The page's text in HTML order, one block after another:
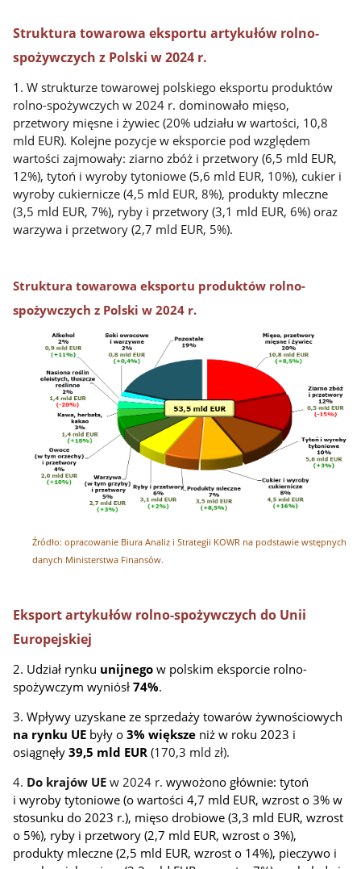
Struktura towarowa eksportu artykułów rolno-
spożywczych z Polski w 2024 r.
1. W strukturze towarowej polskiego eksportu produktów
rolno-spożywczych w 2024 r. dominowało mięso,
przetwory mięsne i żywiec (20% udziału w wartości, 10,8
mld EUR). Kolejne pozycje w eksporcie pod względem
wartości zajmowały: ziarno zbóż i przetwory (6,5 mld EUR,
12%), tytoń i wyroby tytoniowe (5,6 mld EUR, 10%), cukier i
wyroby cukiernicze (4,5 mld EUR, 8%), produkty mleczne
(3,5 mld EUR, 7%), ryby i przetwory (3,1 mld EUR, 6%) oraz
warzywa i przetwory (2,7 mld EUR, 5%).
Struktura towarowa eksportu produktów rolno-
spożywczych z Polski w 2024 r.
Źródło: opracowanie Biura Analiz i Strategii KOWR na podstawie wstępnych
danych Ministerstwa Finansów.
Eksport artykułów rolno-spożywczych do Unii
Europejskiej
2. Udział rynku unijnego w polskim eksporcie rolno-
spożywczym wyniósł74%.
3. Wpływy uzyskane ze sprzedaży towarów żywnościowych
na rynku UE były o3% większe niż w roku 2023 i
osiągnęły39,5 mld EUR (170,3 mld zł).
4. Do krajów UE w 2024 r. wywożono głównie: tytoń
i wyroby tytoniowe (o wartości 4,7 mld EUR, wzrost o 3% w
stosunku do 2023 r.), mięso drobiowe (3,3 mld EUR, wzrost
o 5%), ryby i przetwory (2,7 mld EUR, wzrost o 3%),
produkty mleczne (2,5 mld EUR, wzrost o 14%), pieczywo i